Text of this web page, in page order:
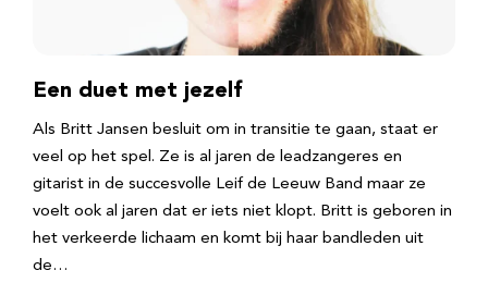
Een duet met jezelf
Als Britt Jansen besluit om in transitie te gaan, staat er
veel op het spel. Ze is al jaren de leadzangeres en
gitarist in de succesvolle Leif de Leeuw Band maar ze
voelt ook al jaren dat er iets niet klopt. Britt is geboren in
het verkeerde lichaam en komt bij haar bandleden uit
de…